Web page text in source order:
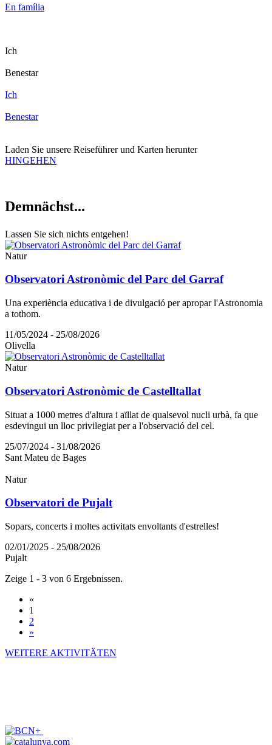
En família
Ich
Benestar
Ich
Benestar
Laden Sie unsere Reiseführer und Karten herunter
HINGEHEN
Demnächst...
Lassen Sie sich nichts entgehen!
Natur
Observatori Astronòmic del Parc del Garraf
Una experiència educativa i de divulgació per apropar l'Astronomia
a tothom.
11/05/2024 - 25/08/2026
Olivella
Natur
Observatori Astronòmic de Castelltallat
Situat a 1000 metres d'altura i aïllat de qualsevol nucli urbà, fa que
esdevingui un lloc privilegiat per a l'observació del cel.
25/07/2024 - 31/08/2026
Sant Mateu de Bages
Natur
Observatori de Pujalt
Sopars, concerts i moltes activitats envoltants d'estrelles!
02/01/2025 - 25/08/2026
Pujalt
Zeige 1 - 3 von 6 Ergebnissen.
«
1
2
»
WEITERE AKTIVITÄTEN